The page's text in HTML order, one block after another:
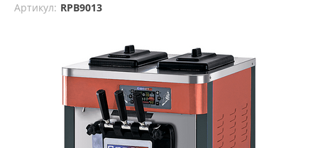
Артикул: RPB9013